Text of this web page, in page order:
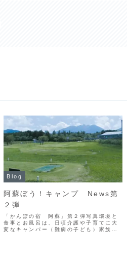
Blog
阿蘇ぼう！キャンプ News第
２弾
「かんぽの宿 阿蘇」第２弾写真環境と
食事とお風呂は、日頃介護や子育てに大
変なキャンパー（難病の子ども）家族に